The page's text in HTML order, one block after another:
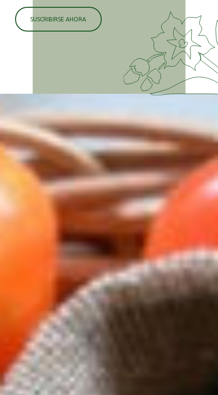
SUSCRIBIRSE AHORA